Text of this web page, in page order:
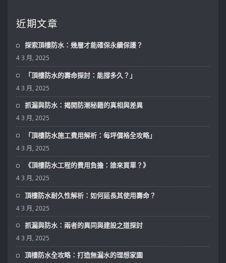
近期文章
探索頂樓防水：幾層才能確保永續保護？
4 3 月, 2025
「頂樓防水的壽命探討：能撐多久？」
4 3 月, 2025
抓漏與防水：揭開防潮秘籍的真相與差異
4 3 月, 2025
「頂樓防水施工費用解析：每坪價格全攻略」
4 3 月, 2025
《頂樓防水工程的費用負擔：誰來買單？》
4 3 月, 2025
頂樓防水耐久性解析：如何延長其使用壽命？
4 3 月, 2025
抓漏與防水：兩者的異同與建設之道探討
4 3 月, 2025
頂樓防水全攻略：打造無漏水的理想家園